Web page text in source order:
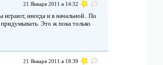
21 Января 2011 в 14:32
иногда и в начальной.. По
Это ж пока только
21 Января 2011 в 18:39